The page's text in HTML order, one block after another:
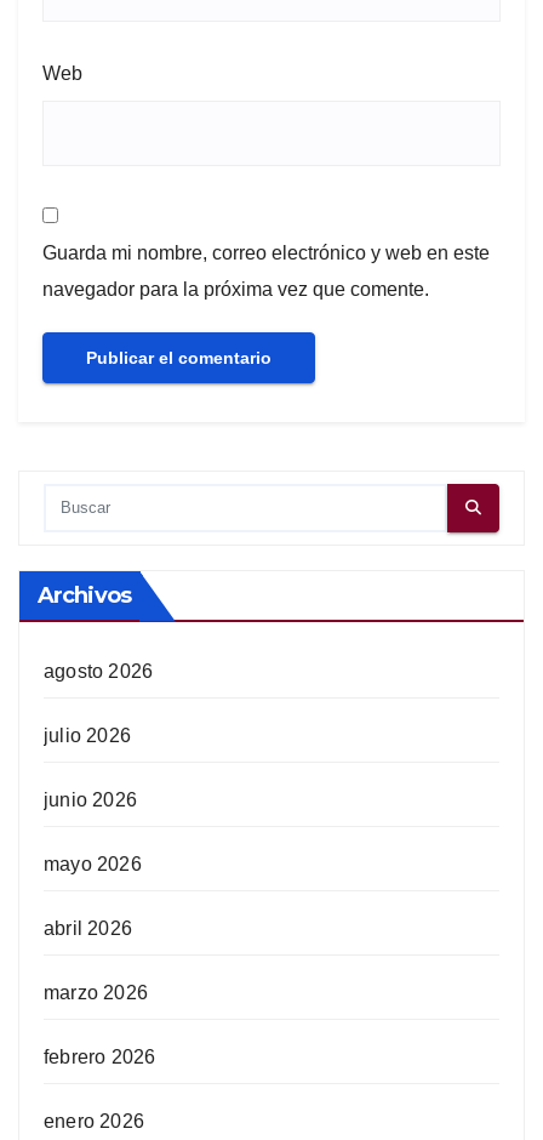
Web
Guarda mi nombre, correo electrónico y web en este
navegador para la próxima vez que comente.
Archivos
agosto 2026
julio 2026
junio 2026
mayo 2026
abril 2026
marzo 2026
febrero 2026
enero 2026